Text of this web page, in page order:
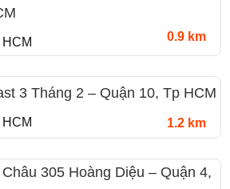
0.9 km
3 Tháng 2 – Quận 10, Tp HCM
1.2 km
305 Hoàng Diệu – Quận 4,